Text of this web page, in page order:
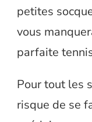
petites
vous
parfaite
Pour tout les
risque de se